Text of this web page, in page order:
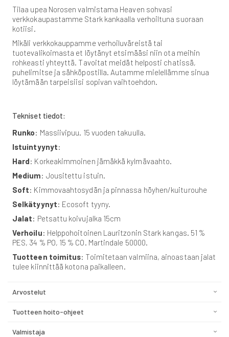
Tilaa upea Norosen valmistama Heaven sohvasi
verkkokaupastamme Stark kankaalla verhoiltuna suoraan
kotiisi.
Mikäli verkkokauppamme verhoiluväreistä tai
tuotevalikoimasta et löytänyt etsimääsi niin ota meihin
rohkeasti yhteyttä. Tavoitat meidät helposti chatissä,
puhelimitse ja sähköpostilla. Autamme mielellämme sinua
löytämään tarpeisiisi sopivan vaihtoehdon.
Tekniset tiedot:
Runko: Massiivipuu. 15 vuoden takuulla.
Istuintyynyt:
Hard: Korkeakimmoinen jämäkkä kylmävaahto.
Medium: Jousitettu istuin.
Soft: Kimmovaahtosydän ja pinnassa höyhen/kuiturouhe
Selkätyynyt: Ecosoft tyyny.
Jalat: Petsattu koivujalka 15cm
Verhoilu: Helppohoitoinen Lauritzonin Stark kangas. 51 %
PES, 34 % PO, 15 % CO. Martindale 50000.
Tuotteen toimitus: Toimitetaan valmiina, ainoastaan jalat
tulee kiinnittää kotona paikalleen.
Arvostelut
Tuotteen hoito-ohjeet
Valmistaja